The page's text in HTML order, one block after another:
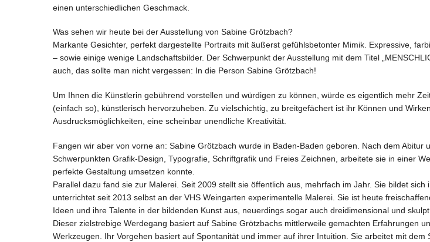
einen unterschiedlichen Geschmack.
Was sehen wir heute bei der Ausstellung von Sabine Grötzbach?
Markante Gesichter, perfekt dargestellte Portraits mit äußerst gefühlsbetonter Mimik. Expressive,
– sowie einige wenige Landschaftsbilder. Der Schwerpunkt der Ausstellung mit dem Titel
auch, das sollte man nicht vergessen: In die Person Sabine Grötzbach!
Um Ihnen die Künstlerin gebührend vorstellen und würdigen zu können, würde es eigentlich mehr
(einfach so), künstlerisch hervorzuheben. Zu vielschichtig, zu breitgefächert ist ihr Können und
Ausdrucksmöglichkeiten, eine scheinbar unendliche Kreativität.
Fangen wir aber von vorne an: Sabine Grötzbach wurde in Baden-Baden geboren. Nach dem
Schwerpunkten Grafik-Design, Typografie, Schriftgrafik und Freies Zeichnen, arbeitete sie in einer
perfekte Gestaltung umsetzen konnte.
Parallel dazu fand sie zur Malerei. Seit 2009 stellt sie öffentlich aus, mehrfach im Jahr. Sie bildet
unterrichtet seit 2013 selbst an der VHS Weingarten experimentelle Malerei. Sie ist heute
Ideen und ihre Talente in der bildenden Kunst aus, neuerdings sogar auch dreidimensional und
Dieser zielstrebige Werdegang basiert auf Sabine Grötzbachs mittlerweile gemachten Erfahrungen
Werkzeugen. Ihr Vorgehen basiert auf Spontanität und immer auf ihrer Intuition. Sie arbeitet mit